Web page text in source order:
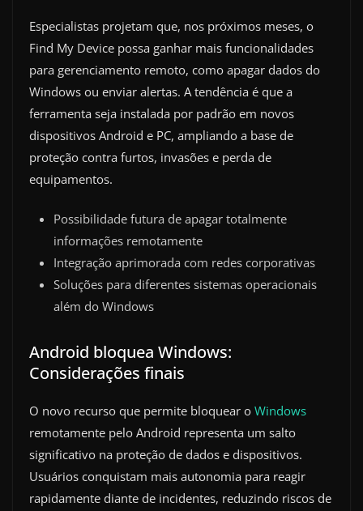
Especialistas projetam que, nos próximos meses, o
Find My Device possa ganhar mais funcionalidades
para gerenciamento remoto, como apagar dados do
Windows ou enviar alertas. A tendência é que a
ferramenta seja instalada por padrão em novos
dispositivos Android e PC, ampliando a base de
proteção contra furtos, invasões e perda de
equipamentos.
Possibilidade futura de apagar totalmente
informações remotamente
Integração aprimorada com redes corporativas
Soluções para diferentes sistemas operacionais
além do Windows
Android bloquea Windows:
Considerações finais
O novo recurso que permite bloquear o Windows
remotamente pelo Android representa um salto
significativo na proteção de dados e dispositivos.
Usuários conquistam mais autonomia para reagir
rapidamente diante de incidentes, reduzindo riscos de